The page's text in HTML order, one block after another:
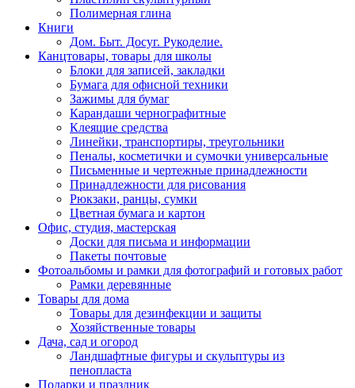
Полимерная глина
Книги
Дом. Быт. Досуг. Рукоделие.
Канцтовары, товары для школы
Блоки для записей, закладки
Бумага для офисной техники
Зажимы для бумаг
Карандаши чернографитные
Клеящие средства
Линейки, транспортиры, треугольники
Пеналы, косметички и сумочки универсальные
Письменные и чертежные принадлежности
Принадлежности для рисования
Рюкзаки, ранцы, сумки
Цветная бумага и картон
Офис, студия, мастерская
Доски для письма и информации
Пакеты почтовые
Фотоальбомы и рамки для фотографий и готовых работ
Рамки деревянные
Товары для дома
Товары для дезинфекции и защиты
Хозяйственные товары
Дача, сад и огород
Ландшафтные фигуры и скульптуры из
пенопласта
Подарки и праздник